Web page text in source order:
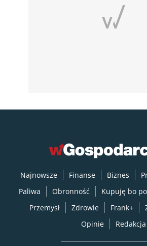
Najnowsze Finanse Biznes
Paliwa
Obronność Kupuję bo
Przemysł
Zdrowie Frank+
Opinie
Redakcja